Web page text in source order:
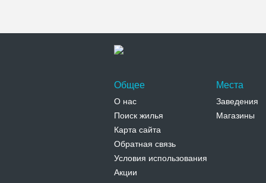
Общее
О нас
Поиск жилья
Карта сайта
Обратная связь
Условия использования
Акции
Места
Заведения
Магазины